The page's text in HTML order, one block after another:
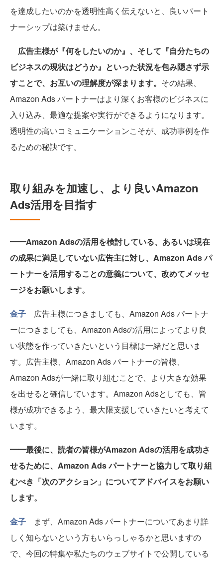
を達成したいのかを透明性高く伝えないと、良いパート
ナーシップは築けません。
広告主様が『何をしたいのか』、そして『自分たちの
ビジネスの現状はどうか』といった状況を包み隠さず示
すことで、お互いの理解度が深まります。 その結果、
Amazon Ads パートナーはより深くお客様のビジネスに
入り込み、最適な提案や実行ができるようになります。
透明性の高いコミュニケーションこそが、成功事例を作
るための秘訣です。
取り組みを加速し、より良いAmazon
Ads活用を目指す
━━Amazon Adsの活用を検討している、あるいは現在
の成果に満足していない広告主に対し、Amazon Ads パ
ートナーを活用することの意義について、改めてメッセ
ージをお願いします。
金子 広告主様につきましても、Amazon Ads パートナ
ーにつきましても、Amazon Adsの活用によってより良
い状態を作っていきたいという目標は一緒だと思いま
す。広告主様、Amazon Ads パートナーの皆様、
Amazon Adsが一緒に取り組むことで、より大きな効果
を出せると確信しています。Amazon Adsとしても、皆
様が成功できるよう、最大限支援していきたいと考えて
います。
━━最後に、読者の皆様がAmazon Adsの活用を成功さ
せるために、Amazon Ads パートナーと協力して取り組
むべき「次のアクション」についてアドバイスをお願い
します。
金子
まず、Amazon Ads パートナーについてあまり詳
しく知らないという方もいらっしゃるかと思いますの
で、今回の特集や私たちのウェブサイトで公開している